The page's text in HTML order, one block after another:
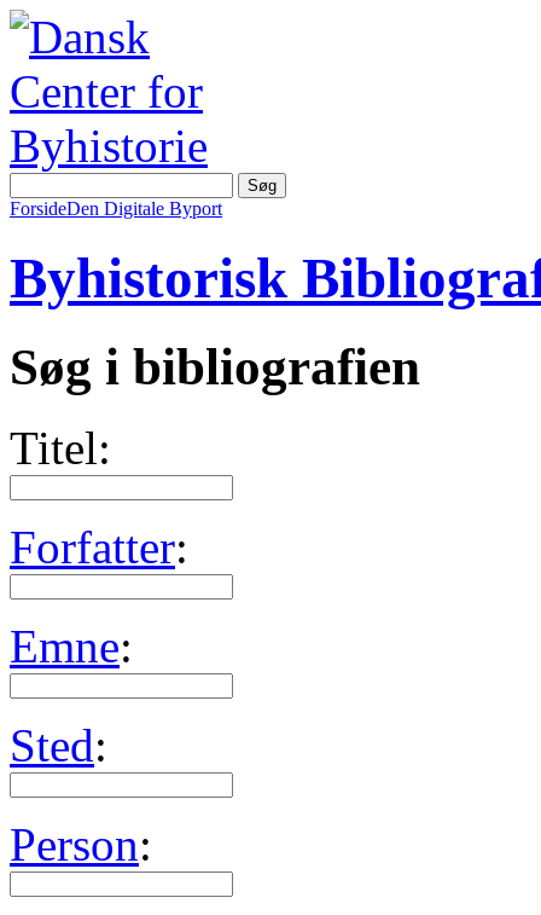
ForsideDen Digitale Byport
Byhistorisk
Søg i bibliografien
Titel:
Forfatter:
Emne:
Sted:
Person: